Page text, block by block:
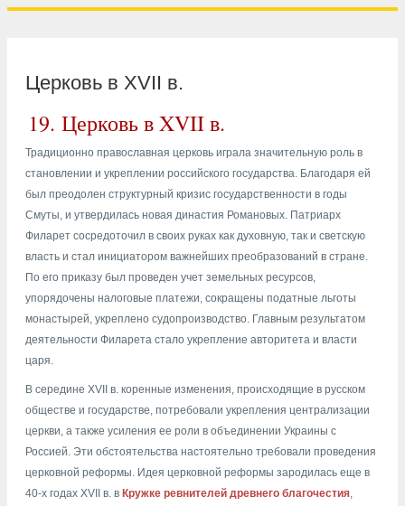
Церковь в XVII в.
19. Церковь в XVII в.
Традиционно православная церковь играла значительную роль в
становлении и укреплении российского государства. Благодаря ей
был преодолен структурный кризис государственности в годы
Смуты, и утвердилась новая династия Романовых. Патриарх
Филарет сосредоточил в своих руках как духовную, так и светскую
власть и стал инициатором важнейших преобразований в стране.
По его приказу был проведен учет земельных ресурсов,
упорядочены налоговые платежи, сокращены податные льготы
монастырей, укреплено судопроизводство. Главным результатом
деятельности Филарета стало укрепление авторитета и власти
царя.
В середине XVII в. коренные изменения, происходящие в русском
обществе и государстве, потребовали укрепления централизации
церкви, а также усиления ее роли в объединении Украины с
Россией. Эти обстоятельства настоятельно требовали проведения
церковной реформы. Идея церковной реформы зародилась еще в
40-х годах XVII в. в Кружке ревнителей древнего благочестия